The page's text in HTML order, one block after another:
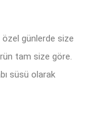
günlerde size
tam size göre.
süsü olarak